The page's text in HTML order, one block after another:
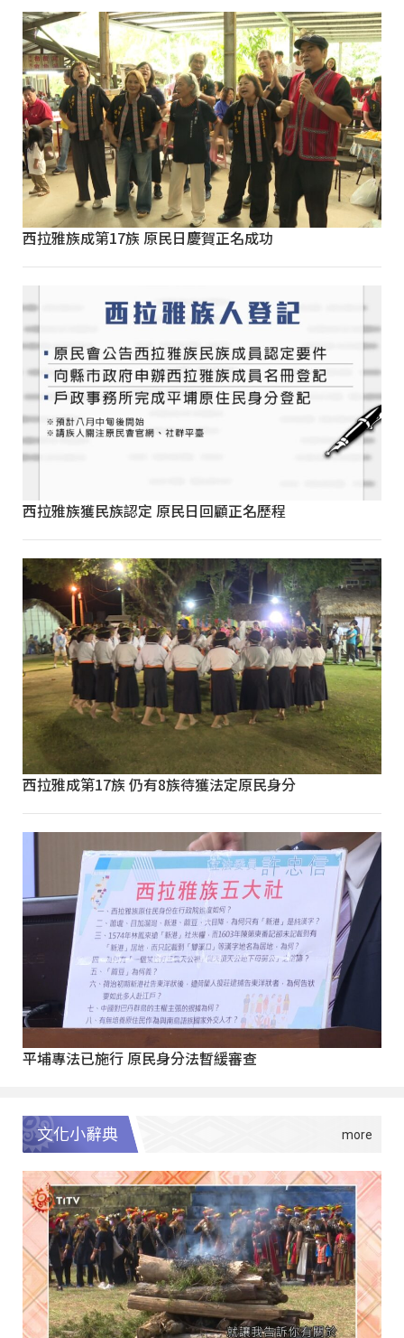
西拉雅族成第17族 原民日慶賀正名成功
西拉雅族獲民族認定 原民日回顧正名歷程
西拉雅成第17族 仍有8族待獲法定原民身分
平埔專法已施行 原民身分法暫緩審查
文化小辭典